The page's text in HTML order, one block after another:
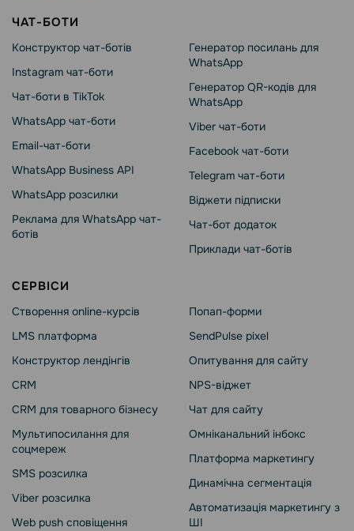
ЧАТ-БОТИ
Конструктор чат-ботів
Instagram чат-боти
Чат-боти в TikTok
WhatsApp чат-боти
Email-чат-боти
WhatsApp Business API
WhatsApp розсилки
Реклама для WhatsApp чат-
ботів
Генератор посилань для
WhatsApp
Генератор QR-кодів для
WhatsApp
Viber чат-боти
Facebook чат-боти
Telegram чат-боти
Віджети підписки
Чат-бот додаток
Приклади чат-ботів
СЕРВІСИ
Створення online-курсів
LMS платформа
Конструктор лендінгів
CRM
CRM для товарного бізнесу
Мультипосилання для
соцмереж
SMS розсилка
Viber розсилка
Web push сповіщення
Попап-форми
SendPulse pixel
Опитування для сайту
NPS-віджет
Чат для сайту
Омніканальний інбокс
Платформа маркетингу
Динамічна сегментація
Автоматизація маркетингу з
ШІ